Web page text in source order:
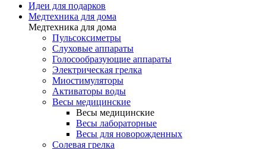
Идеи для подарков
Медтехника для дома
Медтехника для дома
Пульсоксиметры
Слуховые аппараты
Голосообразующие аппараты
Электрическая грелка
Миостимуляторы
Активаторы воды
Весы медицинские
Весы медицинские
Весы лабораторные
Весы для новорожденных
Солевая грелка